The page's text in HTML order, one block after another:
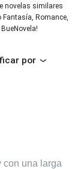
novelas similares
Fantasía, Romance,
por